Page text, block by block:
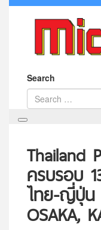
Search
Thailand
ครบรอบ
ไทย-ญี่ปุ่น
OSAKA,